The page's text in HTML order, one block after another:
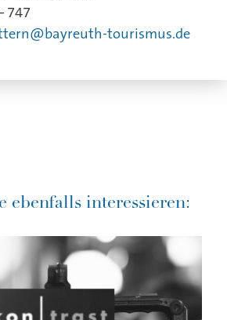
747
tourismus.de
ebenfalls interessieren: